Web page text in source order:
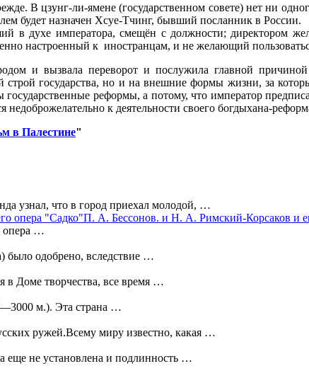
В цзунг-ли-ямене (государственном совете) нет ни
будет назначен Хсуе-Тчинг, бывший посланник в России.
в духе императора, смещён с должности; директором
настроенный к иностранцам, и не желающий
и вызвала переворот и послужила главной
строй государства, но и на внешние формы жизни, за
реформы, а потому, что император
к деятельности своего богдыхана-
в Палестине"
узнал, что в город приехал молодой, …
П. А. Бессонов. и Н. А. Римский-Корсаков и
опера …
было одобрено, вследствие …
в Доме творчества, все время …
м.). Эта страна …
ружей.Всему миру известно, какая …
еще не установлена и подлинность …